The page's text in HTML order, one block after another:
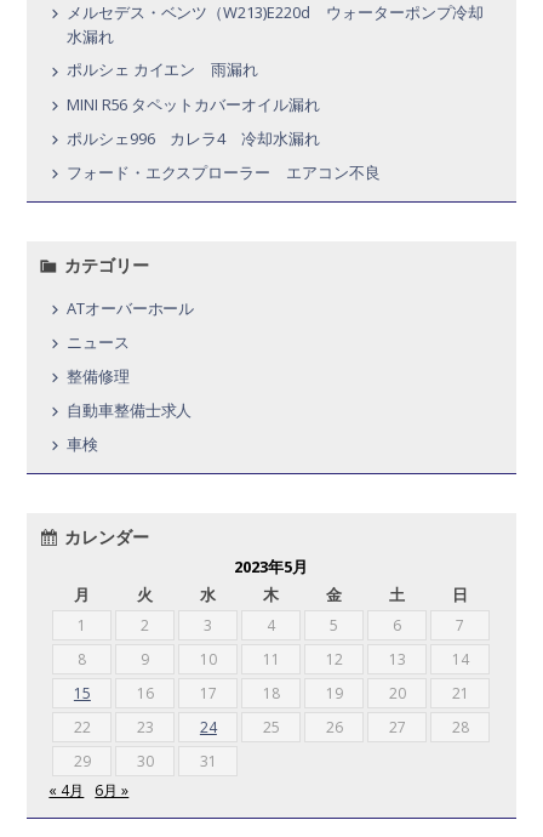
メルセデス・ベンツ（W213)E220d ウォーターポンプ冷却
水漏れ
ポルシェ カイエン 雨漏れ
MINI R56 タペットカバーオイル漏れ
ポルシェ996 カレラ4 冷却水漏れ
フォード・エクスプローラー エアコン不良
カテゴリー
ATオーバーホール
ニュース
整備修理
自動車整備士求人
車検
カレンダー
2023年5月
月
火 水 木 金 土 日
1 2 3 4 5 6
7
8
9 10 11 12 13
14
15
16 17 18 19 20
21
22
23 24 25 26 27
28
29
30
31
« 4月
6月 »